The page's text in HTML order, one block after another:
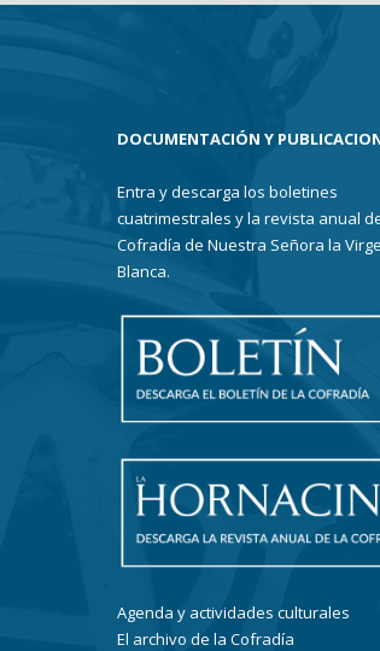
DOCUMENTACIÓN Y
Entra y descarga los boletines
cuatrimestrales y la revista anual
Cofradía de Nuestra Señora la
Blanca.
Agenda y actividades culturales
El archivo de la Cofradía